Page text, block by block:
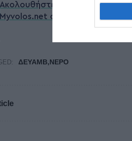
Ακολουθήστε μας στο επίσημο
Myvolos.net στο Youtube
ΔΕΥΑΜΒ,ΝΕΡΟ